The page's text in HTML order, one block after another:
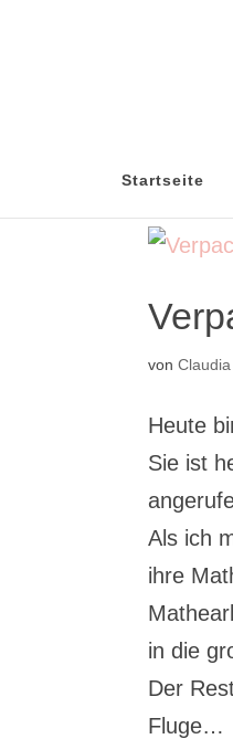
Startseite
vonClaudia
Heute
Sie ist
Als ich
ihre
in die
Der
Fluge…